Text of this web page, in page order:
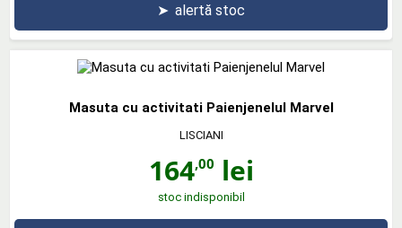
➤ alertă stoc
Masuta cu activitati Paienjenelul Marvel
LISCIANI
164,00 lei
stoc indisponibil